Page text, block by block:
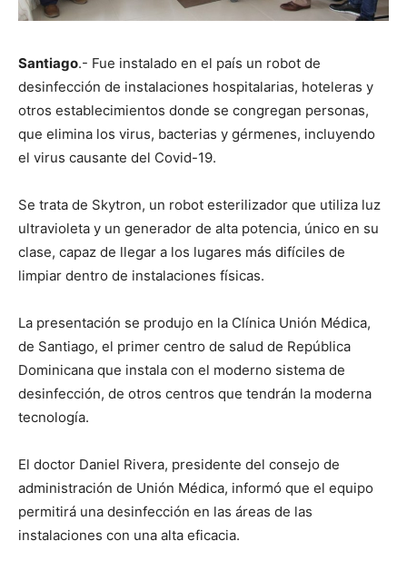
Santiago.- Fue instalado en el país un robot de
desinfección de instalaciones hospitalarias, hoteleras y
otros establecimientos donde se congregan personas,
que elimina los virus, bacterias y gérmenes, incluyendo
el virus causante del Covid-19.
Se trata de Skytron, un robot esterilizador que utiliza luz
ultravioleta y un generador de alta potencia, único en su
clase, capaz de llegar a los lugares más difíciles de
limpiar dentro de instalaciones físicas.
La presentación se produjo en la Clínica Unión Médica,
de Santiago, el primer centro de salud de República
Dominicana que instala con el moderno sistema de
desinfección, de otros centros que tendrán la moderna
tecnología.
El doctor Daniel Rivera, presidente del consejo de
administración de Unión Médica, informó que el equipo
permitirá una desinfección en las áreas de las
instalaciones con una alta eficacia.